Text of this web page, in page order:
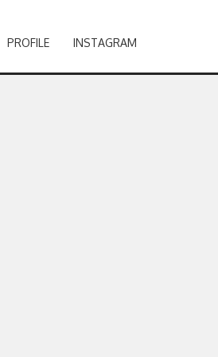
PROFILE INSTAGRAM